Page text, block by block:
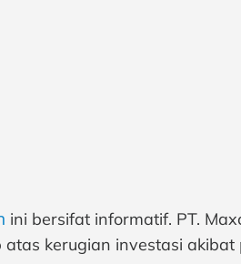
ini bersifat informatif. PT.
kerugian investasi